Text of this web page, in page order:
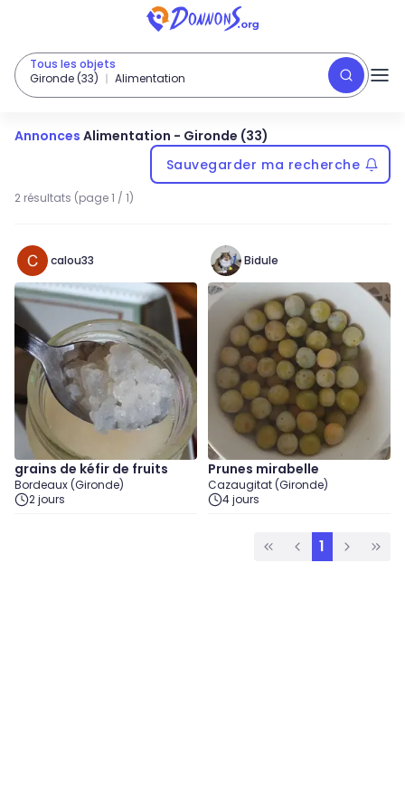
Tous les objets
Gironde (33)
Alimentation
Annonces Alimentation - Gironde (33)
Sauvegarder ma recherche
2 résultats (page 1 / 1)
calou33
grains de kéfir de fruits
Bordeaux (Gironde)
2 jours
Bidule
Prunes mirabelle
Cazaugitat (Gironde)
4 jours
1